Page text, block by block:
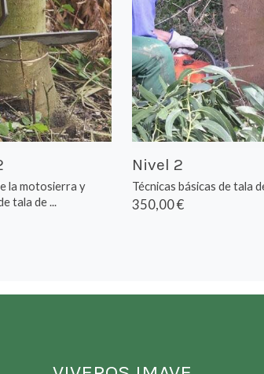
la motosierra y
tala de ...
Nivel 2
Técnicas básicas de tala
350,00 €